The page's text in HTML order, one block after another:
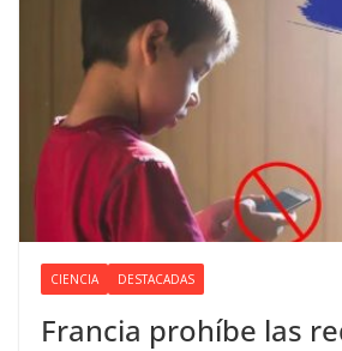
CIENCIA DESTACADAS
Francia prohíbe las